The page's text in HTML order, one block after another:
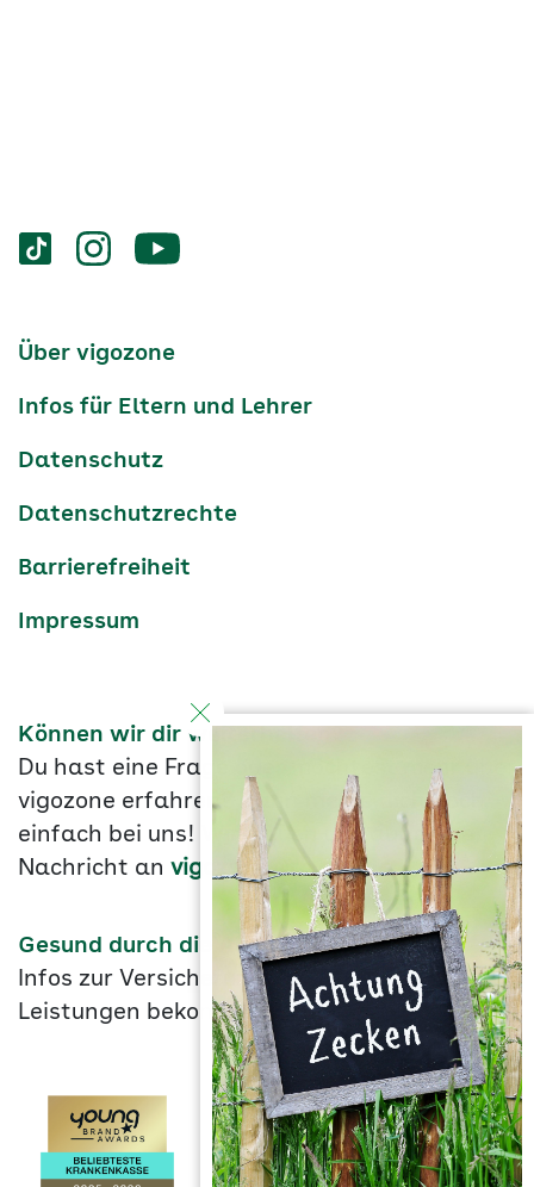
Services
Social-
vigozone.de
vigozone.devigozone.de
Services-
Über vigozone
Infos für Eltern und Lehrer
Datenschutz
Datenschutzrechte
Barrierefreiheit
Impressum
Können wir dir weiterhelfen?
Du hast eine Frage oder möchtest mehr über
vigozone erfahren? Dann melde dich doch
einfach bei uns! Wir freuen uns auf deine
Nachricht an vigozone@rh.aok.de
Gesund durch die Ausbildung
Infos zur Versicherung und unseren
Leistungen bekommst du hier